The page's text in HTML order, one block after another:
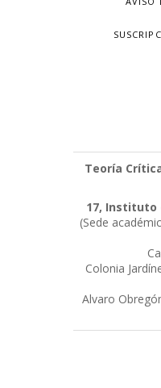
Teoría
17, Instituto
(Sede
Colonia
Alvaro